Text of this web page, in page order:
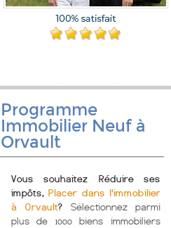
Programme
Immobilier Neuf à
Orvault
Vous souhaitez Réduire ses
impôts,Placer dans l'immobilier
à Orvault? Sélectionnez parmi
plus de 1000 biens immobiliers